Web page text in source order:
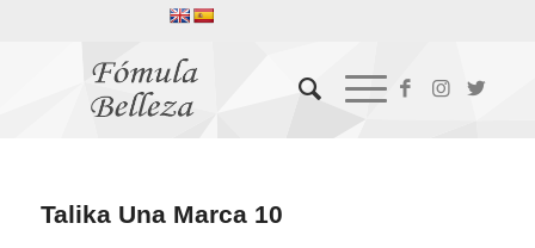
Talika Una Marca 10